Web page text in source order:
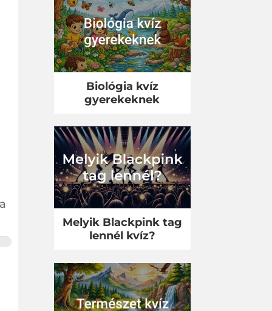
Biológia kvíz
gyerekeknek
Melyik Blackpink tag
lennél kvíz?